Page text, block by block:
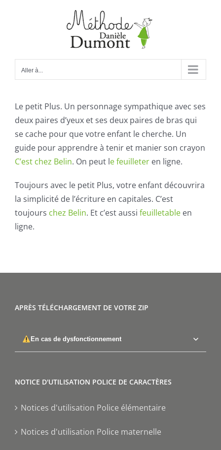
Aller à...
Le petit Plus. Un personnage sympathique avec ses
deux paires d’yeux et ses deux paires de bras qui
se cache pour que votre enfant le cherche. Un
guide pour apprendre à tenir et manier son crayon
C’est chez Belin. On peut le feuilleter en ligne.
Toujours avec le petit Plus, votre enfant découvrira
la simplicité de l’écriture en capitales. C’est
toujours chez Belin. Et c’est aussi feuilletable en
ligne.
APRÈS TÉLÉCHARGEMENT DE VOTRE ZIP
En cas de dysfonctionnement
NOTICE D'UTILISATION POLICE DE CARACTÈRES
Notices d'utilisation Police élémentaire
Notices d'utilisation Police maternelle